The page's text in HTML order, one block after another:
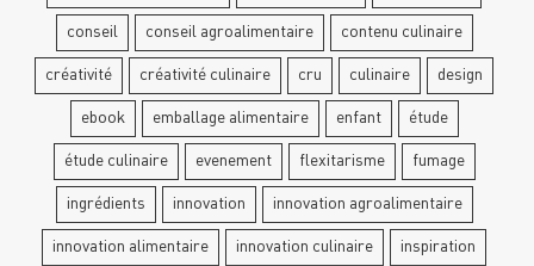
conseil conseil agroalimentaire contenu culinaire
créativité créativité culinaire cru culinaire design
ebook emballage alimentaire enfant étude
étude culinaire evenement flexitarisme fumage
ingrédients innovation innovation agroalimentaire
innovation alimentaire innovation culinaire inspiration